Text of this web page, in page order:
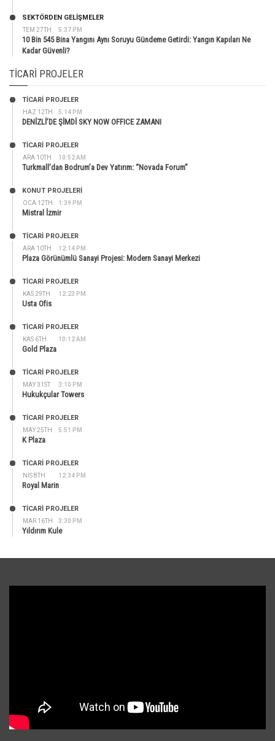
TEM 27TH 5:37 PM
SEKTÖRDEN GELIŞMELER
10 Bin 545 Bina Yangını Aynı Soruyu Gündeme Getirdi: Yangın Kapıları Ne
Kadar Güvenli?
TICARI PROJELER
HAZ 12TH 5:14 PM
TİCARİ PROJELER
DENİZLİ’DE ŞİMDİ SKY NOW OFFICE ZAMANI
ARA 10TH 10:52 AM
TİCARİ PROJELER
Turkmall’dan Bodrum’a Dev Yatırım: “Novada Forum”
OCA 12TH 1:39 PM
KONUT PROJELERI
Mistral İzmir
ARA 10TH 12:14 PM
TİCARİ PROJELER
Plaza Görünümlü Sanayi Projesi: Modern Sanayi Merkezi
KAS 29TH 12:23 PM
TİCARİ PROJELER
Usta Ofis
KAS 6TH 10:12 AM
TİCARİ PROJELER
Gold Plaza
MAY 31ST 3:10 PM
TİCARİ PROJELER
Hukukçular Towers
MAY 25TH 5:51 PM
TİCARİ PROJELER
K Plaza
NIS 8TH 12:34 PM
TİCARİ PROJELER
Royal Marin
MAR 16TH 3:30 PM
TİCARİ PROJELER
Yıldırım Kule